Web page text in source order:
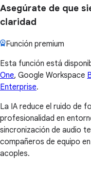
Asegúrate de que
claridad
Función premium
Esta función está
One, Google Workspace
Enterprise.
La IA reduce el ruido de
profesionalidad en
sincronización de audio
compañeros de equipo
acoples.